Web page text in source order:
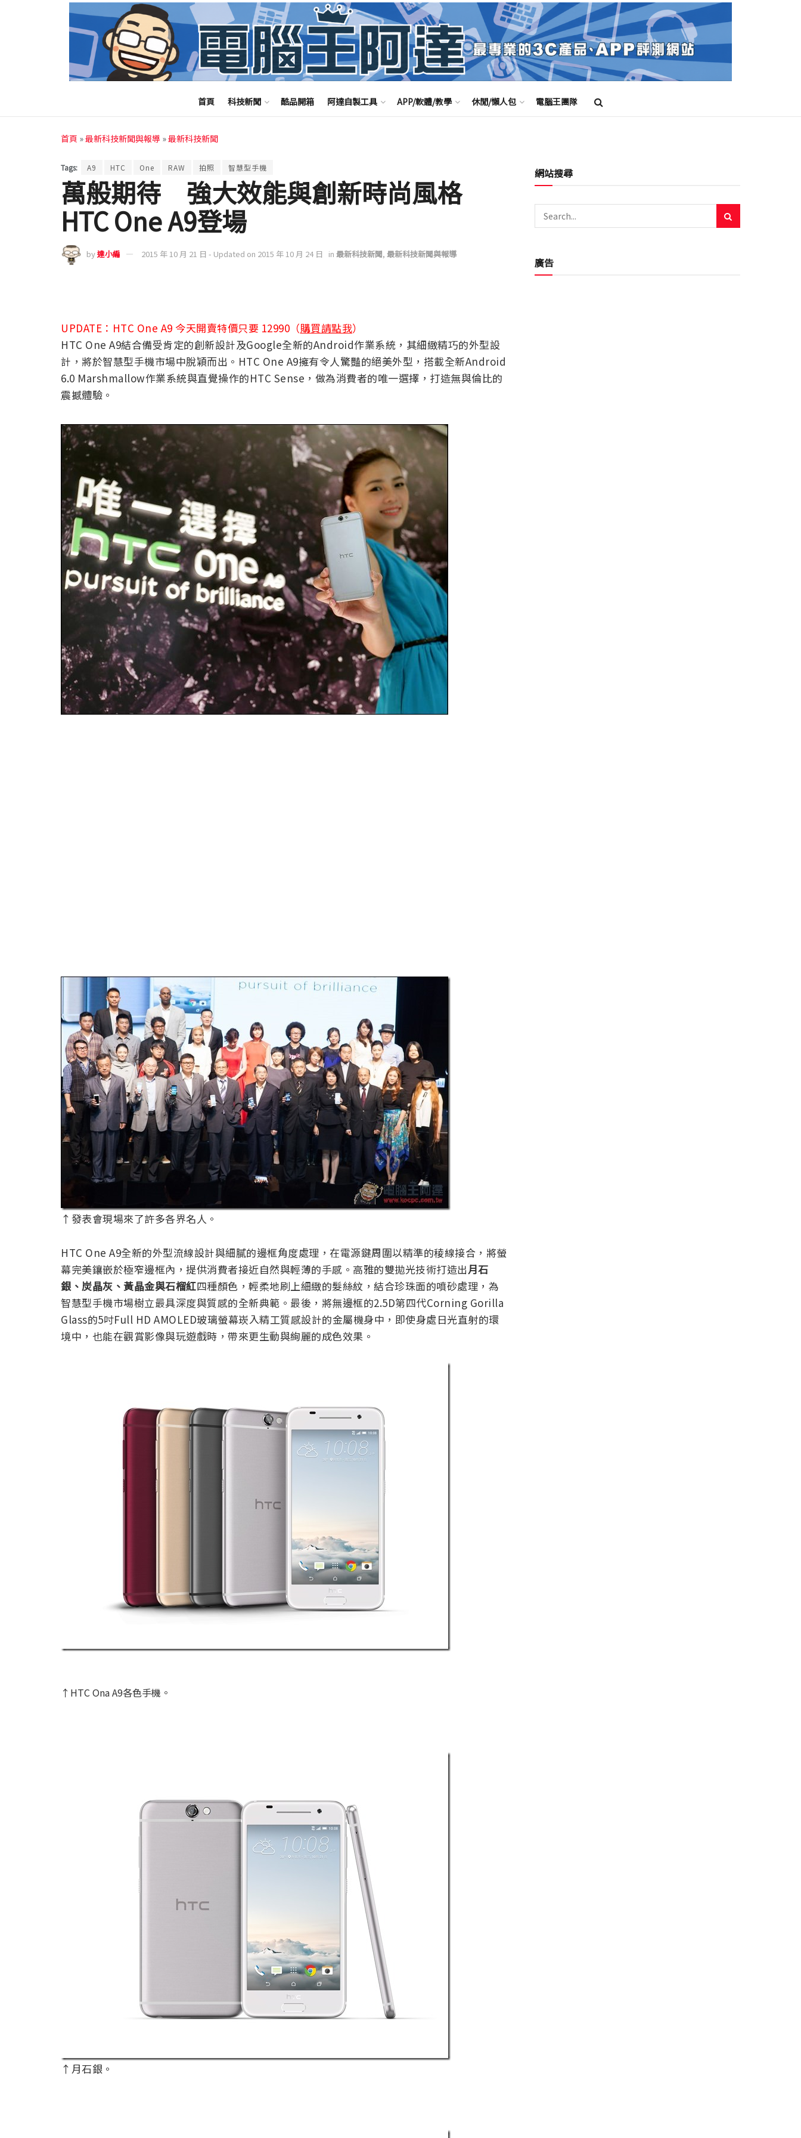
首頁 科技新聞 酷品開箱 阿達自製工具 APP/軟體/教學 休閒/懶人包 電腦王團隊
首頁 »最新科技新聞與報導 »最新科技新聞
Tags: A9 HTC One RAW 拍照 智慧型手機
萬般期待 強大效能與創新時尚風格
HTC One A9登場
by達小編 2015 年 10 月 21 日 - Updated on 2015 年 10 月 24 日 in 最新科技新聞, 最新科技新聞與報導
UPDATE：HTC One A9 今天開賣特價只要 12990（購買請點我）
HTC One A9結合備受肯定的創新設計及Google全新的Android作業系統，其細緻精巧的外型設
計，將於智慧型手機市場中脫穎而出。HTC One A9擁有令人驚豔的絕美外型，搭載全新Android
6.0 Marshmallow作業系統與直覺操作的HTC Sense，做為消費者的唯一選擇，打造無與倫比的
震撼體驗。
↑發表會現場來了許多各界名人。
HTC One A9全新的外型流線設計與細膩的邊框角度處理，在電源鍵周圍以精準的稜線接合，將螢
幕完美鑲嵌於極窄邊框內，提供消費者接近自然與輕薄的手感。高雅的雙拋光技術打造出月石
銀、炭晶灰、黃晶金與石榴紅四種顏色，輕柔地刷上細緻的髮絲紋，結合珍珠面的噴砂處理，為
智慧型手機市場樹立最具深度與質感的全新典範。最後，將無邊框的2.5D第四代Corning Gorilla
Glass的5吋Full HD AMOLED玻璃螢幕崁入精工質感設計的金屬機身中，即使身處日光直射的環
境中，也能在觀賞影像與玩遊戲時，帶來更生動與絢麗的成色效果。
↑HTC Ona A9各色手機。
↑月石銀。
網站搜尋
廣告